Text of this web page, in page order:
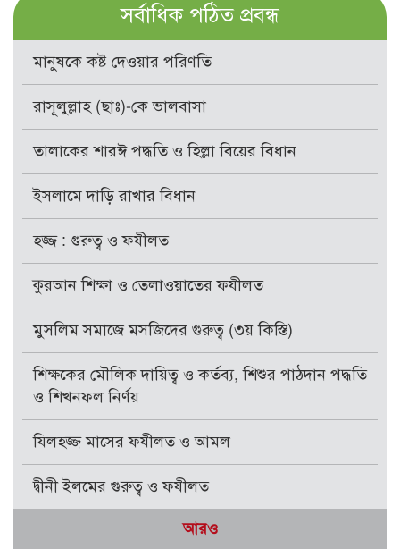
সর্বাধিক পঠিত প্রবন্ধ
মানুষকে কষ্ট দেওয়ার পরিণতি
রাসূলুল্লাহ (ছাঃ)-কে ভালবাসা
তালাকের শারঈ পদ্ধতি ও হিল্লা বিয়ের বিধান
ইসলামে দাড়ি রাখার বিধান
হজ্জ : গুরুত্ব ও ফযীলত
কুরআন শিক্ষা ও তেলাওয়াতের ফযীলত
মুসলিম সমাজে মসজিদের গুরুত্ব (৩য় কিস্তি)
শিক্ষকের মৌলিক দায়িত্ব ও কর্তব্য, শিশুর পাঠদান পদ্ধতি
ও শিখনফল নির্ণয়
যিলহজ্জ মাসের ফযীলত ও আমল
দ্বীনী ইলমের গুরুত্ব ও ফযীলত
আরও